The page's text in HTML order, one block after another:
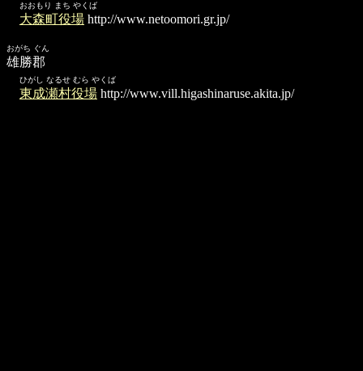
おおもり まち やくば
大森町役場 http://www.netoomori.gr.jp/
おがち ぐん
雄勝郡
ひがし なるせ むら やくば
東成瀬村役場 http://www.vill.higashinaruse.akita.jp/